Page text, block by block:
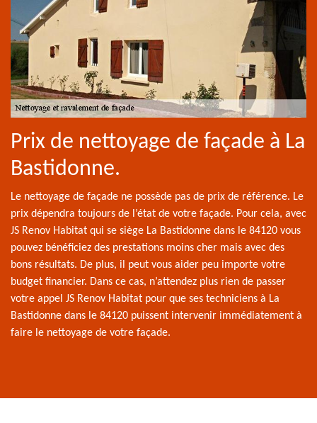
Prix de nettoyage de façade à La
Bastidonne.
Le nettoyage de façade ne possède pas de prix de référence. Le
prix dépendra toujours de l’état de votre façade. Pour cela, avec
JS Renov Habitat qui se siège La Bastidonne dans le 84120 vous
pouvez bénéficiez des prestations moins cher mais avec des
bons résultats. De plus, il peut vous aider peu importe votre
budget financier. Dans ce cas, n’attendez plus rien de passer
votre appel JS Renov Habitat pour que ses techniciens à La
Bastidonne dans le 84120 puissent intervenir immédiatement à
faire le nettoyage de votre façade.